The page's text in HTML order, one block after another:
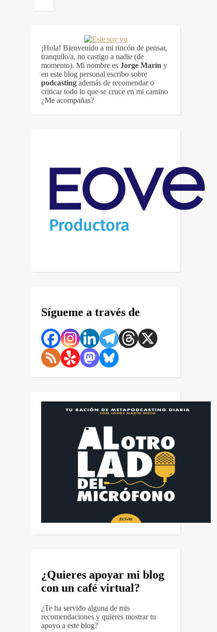
¡Hola! Bienvenido a mi rincón de pensar,
tranquilo/a, no castigo a nadie (de
momento). Mi nombre es Jorge Marín y
en este blog personal escribo sobre
podcasting además de recomendar o
criticar todo lo que se cruce en mi camino
¿Me acompañas?
Sígueme a través de
¿Quieres apoyar mi blog
con un café virtual?
¿Te ha servido alguna de mis
recomendaciones y quieres mostrar tu
apoyo a este blog?